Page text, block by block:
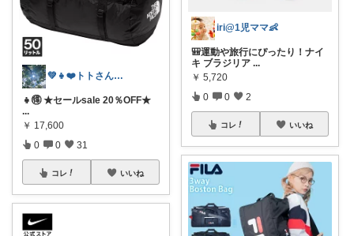
💚👧❤️トトさん 8月🥵
👧🉐 ★セールsale 20％OFF★
...
￥ 17,600
0 0 31
コレ いいね
iri@1児ママ👶
🎒運動や旅行にぴったり！ナイ
キ ブラジリア ...
￥ 5,720
0 0 2
コレ いいね